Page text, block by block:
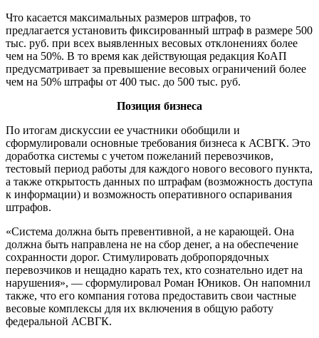
Что касается максимальных размеров штрафов, то
предлагается установить фиксированный штраф в размере 500
тыс. руб. при всех выявленных весовых отклонениях более
чем на 50%. В то время как действующая редакция КоАП
предусматривает за превышение весовых ограничений более
чем на 50% штрафы от 400 тыс. до 500 тыс. руб.
Позиция бизнеса
По итогам дискуссии ее участники обобщили и
сформулировали основные требования бизнеса к АСВГК. Это
доработка системы с учетом пожеланий перевозчиков,
тестовый период работы для каждого нового весового пункта,
а также открытость данных по штрафам (возможность доступа
к информации) и возможность оперативного оспаривания
штрафов.
«Система должна быть превентивной, а не карающей. Она
должна быть направлена не на сбор денег, а на обеспечение
сохранности дорог. Стимулировать добропорядочных
перевозчиков и нещадно карать тех, кто сознательно идет на
нарушения», — сформулировал Роман Юников. Он напомнил
также, что его компания готова предоставить свои частные
весовые комплексы для их включения в общую работу
федеральной АСВГК.